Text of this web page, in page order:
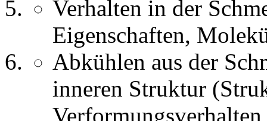
Verhalten in der
Eigenschaften,
Abkühlen aus der
inneren Struktur